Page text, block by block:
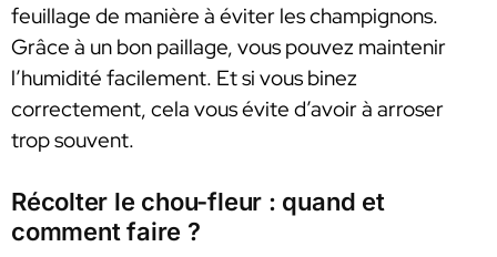
feuillage de manière à éviter les champignons.
Grâce à un bon paillage, vous pouvez maintenir
l’humidité facilement. Et si vous binez
correctement, cela vous évite d’avoir à arroser
trop souvent.
Récolter le chou-fleur : quand et
comment faire ?